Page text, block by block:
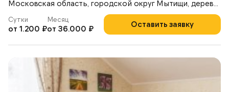
Оставить заявку
Сутки
от 1.200 ₽
Месяц
от 36.000 ₽